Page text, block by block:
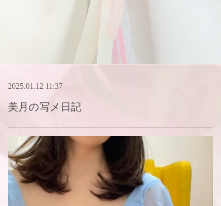
2025.01.12 11:37
美月の写メ日記